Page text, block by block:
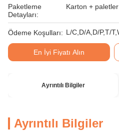
Paketleme
Detayları:
Karton + paletler
Ödeme Koşulları: L/C,D/A,D/P,T/
En İyi Fiyatı Alın
Ayrıntılı Bilgiler
Ayrıntılı Bilgiler